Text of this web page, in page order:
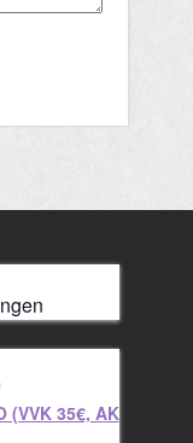
(VVK 35€, AK